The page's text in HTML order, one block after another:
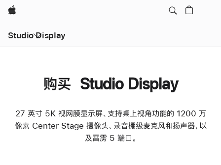
Apple
Studio Display
购买 Studio Display
27 英寸 5K 视网膜显示屏、支持桌上视角功能的 1200 万
像素 Center Stage 摄像头、录音棚级麦克风和扬声器，以
及雷雳 5 端口。